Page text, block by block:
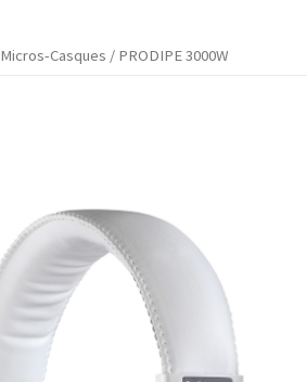
Micros-Casques / PRODIPE 3000W